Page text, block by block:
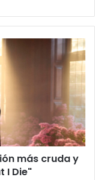
más cruda y
I Die"